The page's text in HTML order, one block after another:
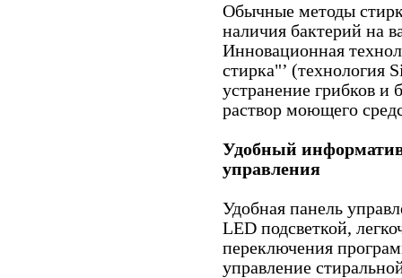
Обычные методы
наличия бактерий на
Инновационная
стирка"’ (технология
устранение грибков и
раствор моющего
Удобный
управления
Удобная панель
LED подсветкой,
переключения
управление